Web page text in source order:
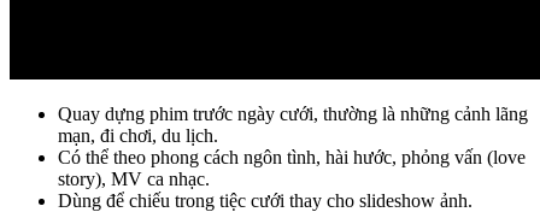
Quay dựng phim trước ngày cưới, thường là những cảnh lãng
mạn, đi chơi, du lịch.
Có thể theo phong cách ngôn tình, hài hước, phỏng vấn (love
story), MV ca nhạc.
Dùng để chiếu trong tiệc cưới thay cho slideshow ảnh.